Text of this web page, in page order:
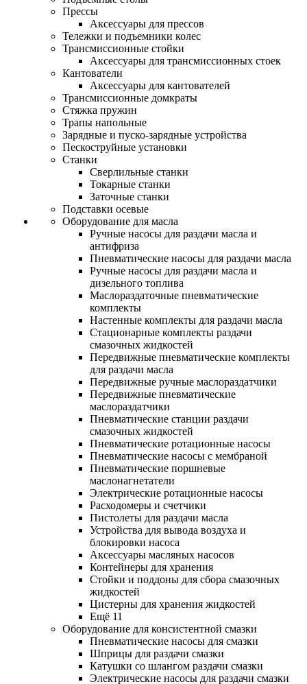
Прессы
Аксессуары для прессов
Тележки и подъемники колес
Трансмиссионные стойки
Аксессуары для трансмиссионных стоек
Кантователи
Аксессуары для кантователей
Трансмиссионные домкраты
Стяжка пружин
Трапы напольные
Зарядные и пуско-зарядные устройства
Пескоструйные установки
Станки
Сверлильные станки
Токарные станки
Заточные станки
Подставки осевые
Оборудование для масла
Ручные насосы для раздачи масла и
антифриза
Пневматические насосы для раздачи масла
Ручные насосы для раздачи масла и
дизельного топлива
Маслораздаточные пневматические
комплекты
Настенные комплекты для раздачи масла
Стационарные комплекты раздачи
смазочных жидкостей
Передвижные пневматические комплекты
для раздачи масла
Передвижные ручные маслораздатчики
Передвижные пневматические
маслораздатчики
Пневматические станции раздачи
смазочных жидкостей
Пневматические ротационные насосы
Пневматические насосы с мембраной
Пневматические поршневые
маслонагнетатели
Электрические ротационные насосы
Расходомеры и счетчики
Пистолеты для раздачи масла
Устройства для вывода воздуха и
блокировки насоса
Аксессуары масляных насосов
Контейнеры для хранения
Стойки и поддоны для сбора смазочных
жидкостей
Цистерны для хранения жидкостей
Ещё 11
Оборудование для консистентной смазки
Пневматические насосы для смазки
Шприцы для раздачи смазки
Катушки со шлангом раздачи смазки
Электрические насосы для раздачи смазки